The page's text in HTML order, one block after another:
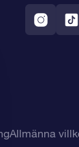
Allmänna